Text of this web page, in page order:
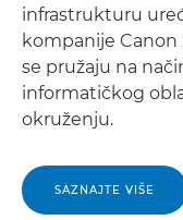
infrastrukturu
kompanije
se pružaju na
informatičkog
okruženju.
SAZNAJTE VIŠE